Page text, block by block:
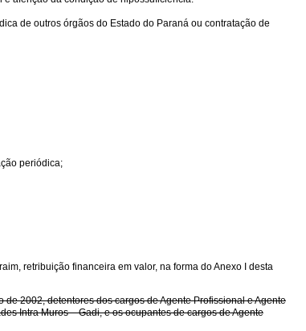
de outros órgãos do Estado do Paraná ou contratação de
periódica;
retribuição financeira em valor, na forma do Anexo I desta
2002, detentores dos cargos de Agente Profissional e Agente
Intra Muros – Gadi, e os ocupantes de cargos de Agente